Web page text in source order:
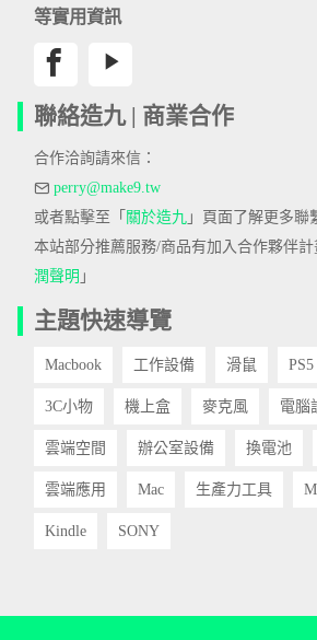
等實用資訊
聯絡造九 | 商業合作
合作洽詢請來信：
perry@make9.tw
或者點擊至「 關於造九 」頁面了解更多聯
本站部分推薦服務/商品有加入合作夥伴計
潤聲明 」
主題快速導覽
Macbook 工作設備 滑鼠 PS5
3C小物 機上盒 麥克風 電腦
雲端空間 辦公室設備 換電池
雲端應用 Mac 生產力工具
Kindle SONY